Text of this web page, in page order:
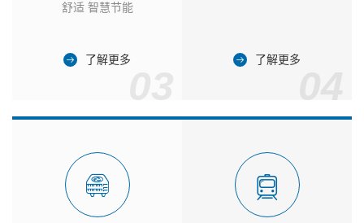
舒适 智慧节能
了解更多 了解更多